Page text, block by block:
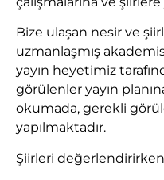
Bize ulaşan nesir ve
uzmanlaşmış
yayın heyetimiz
görülenler yayın
okumada, gerekli
yapılmaktadır.
Şiirleri